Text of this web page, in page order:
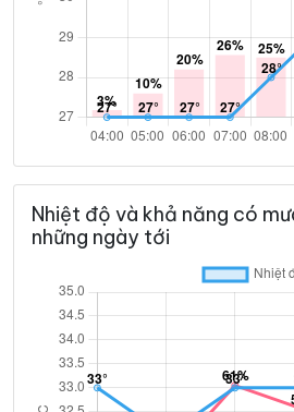
Nhiệt độ và khả năng có
những ngày tới